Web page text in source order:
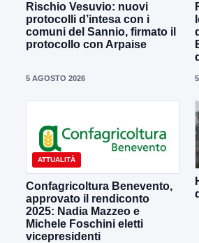
Rischio Vesuvio: nuovi
protocolli d’intesa con i
comuni del Sannio, firmato il
protocollo con Arpaise
5 AGOSTO 2026
ATTUALITÀ
Confagricoltura Benevento,
approvato il rendiconto
2025: Nadia Mazzeo e
Michele Foschini eletti
vicepresidenti